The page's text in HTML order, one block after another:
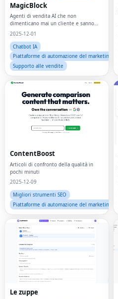
MagicBlock
Agenti di vendita AI che non
dimenticano mai un cliente e sanno
come vendere
2025-12-01
Chatbot IA
Piattaforme di automazione del marketing
Supporto alle vendite
ContentBoost
Articoli di confronto della qualità in
pochi minuti
2025-12-09
Migliori strumenti SEO
Piattaforme di automazione del marketing
Le zuppe